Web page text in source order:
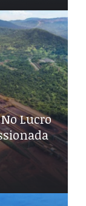
Lucro